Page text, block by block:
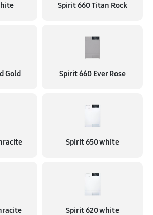
Spirit 660 Titan Rock
Gold Spirit 660 Ever Rose
Spirit 650 white
Spirit 620 white